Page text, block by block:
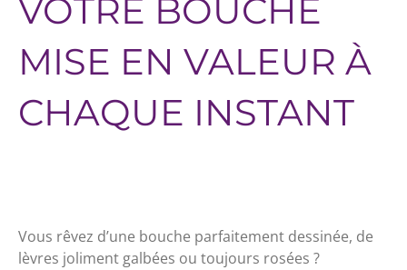
VOTRE BOUCHE
MISE EN VALEUR À
CHAQUE INSTANT
Vous rêvez d’une bouche parfaitement dessinée, de
lèvres joliment galbées ou toujours rosées ?